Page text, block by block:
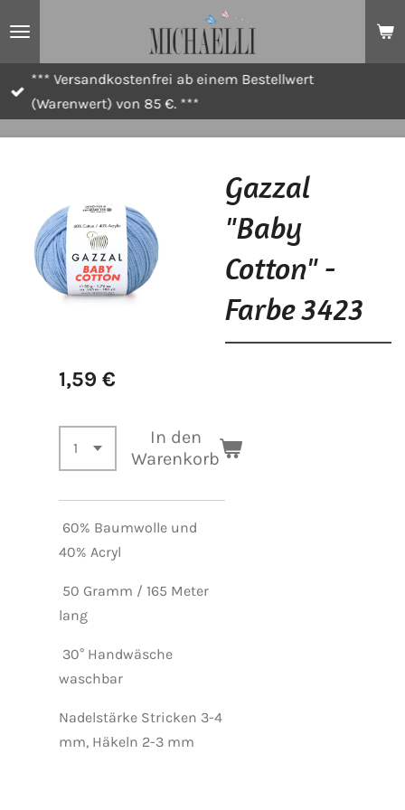
*** Versandkostenfrei ab einem Bestellwert
(Warenwert) von 85 €. ***
Gazzal
"Baby
Cotton" -
Farbe 3423
1,59 €
In den
Warenkorb
60% Baumwolle und
40% Acryl
50 Gramm / 165 Meter
lang
30° Handwäsche
waschbar
Nadelstärke Stricken 3-4
mm, Häkeln 2-3 mm